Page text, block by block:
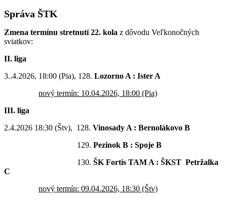
Správa ŠTK
Zmena termínu stretnutí 22. kola z dôvodu Veľkonočných
sviatkov:
II. liga
3..4.2026, 18:00 (Pia), 128. Lozorno A : Ister A
nový termín: 10.04.2026, 18:00 (Pia)
III. liga
2.4.2026 18:30 (Štv), 128. Vinosady A : Bernolákovo B
129. Pezinok B : Spoje B
130. ŠK Fortis TAM A : ŠKST Petržalka
C
nový termín: 09.04.2026, 18:30 (Štv)